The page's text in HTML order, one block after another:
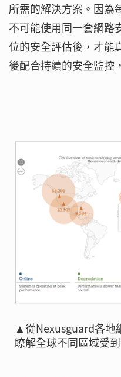
所需的解決方案。因為
不可能使用同一套網路
位的安全評估後，才能
後配合持續的安全監控
▲從Nexusguard各地
瞭解全球不同區域受